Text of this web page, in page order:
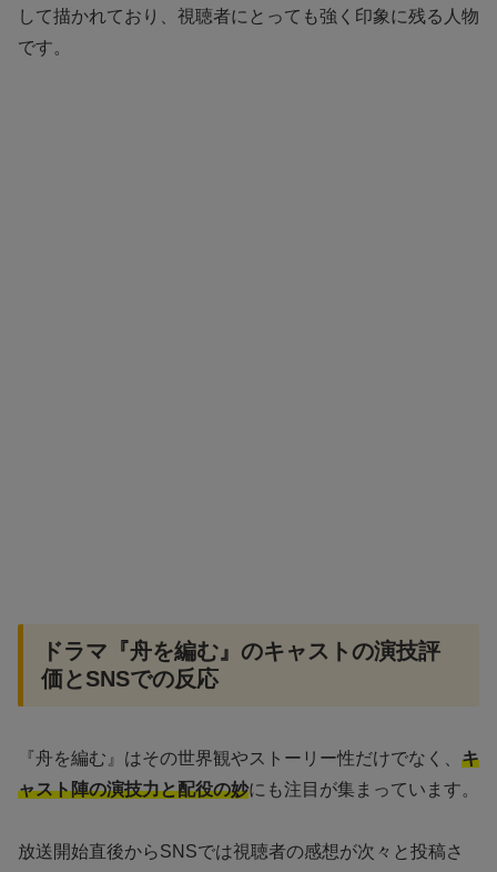
して描かれており、視聴者にとっても強く印象に残る人物
です。
ドラマ『舟を編む』のキャストの演技評
価とSNSでの反応
『舟を編む』はその世界観やストーリー性だけでなく、 キ
ャスト陣の演技力と配役の妙にも注目が集まっています。
放送開始直後からSNSでは視聴者の感想が次々と投稿さ